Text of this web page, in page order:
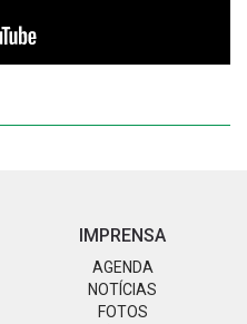
IMPRENSA
AGENDA
NOTÍCIAS
FOTOS